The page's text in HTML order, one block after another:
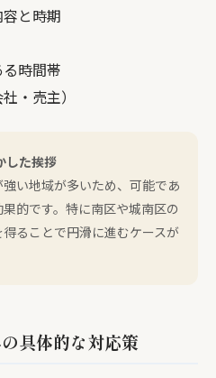
と時期
時間帯
・売主）
した挨拶
い地域が多いため、可能であ
的です。特に南区や城南区の
ることで円滑に進むケースが
具体的な対応策